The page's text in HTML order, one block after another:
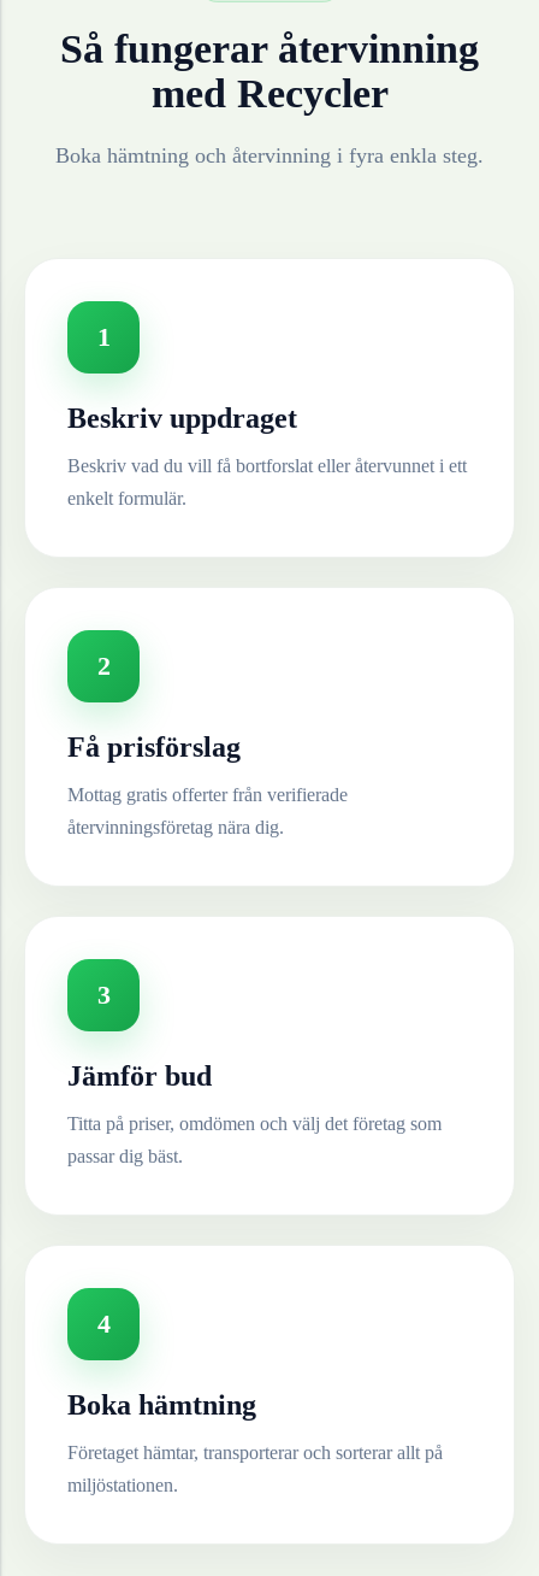
Så fungerar återvinning
med Recycler
Boka hämtning och återvinning i fyra enkla steg.
1
Beskriv uppdraget
Beskriv vad du vill få bortforslat eller återvunnet i ett
enkelt formulär.
2
Få prisförslag
Mottag gratis offerter från verifierade
återvinningsföretag nära dig.
3
Jämför bud
Titta på priser, omdömen och välj det företag som
passar dig bäst.
4
Boka hämtning
Företaget hämtar, transporterar och sorterar allt på
miljöstationen.